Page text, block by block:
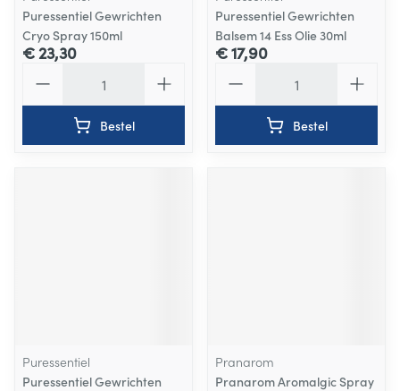
Puressentiel Gewrichten
Cryo Spray 150ml
€ 23,30
Bestel
Puressentiel Gewrichten
Balsem 14 Ess Olie 30ml
€ 17,90
Bestel
Puressentiel
Puressentiel Gewrichten
Pranarom
Pranarom Aromalgic Spray